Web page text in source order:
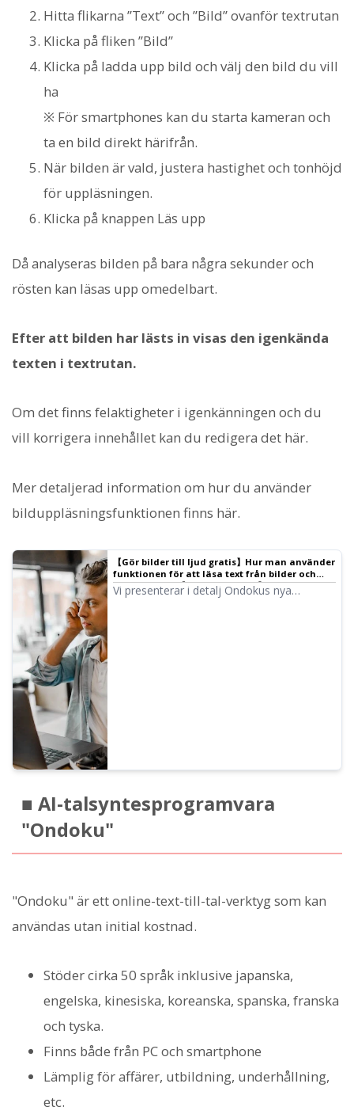
Hitta flikarna ”Text” och ”Bild” ovanför textrutan
Klicka på fliken ”Bild”
Klicka på ladda upp bild och välj den bild du vill
ha
※ För smartphones kan du starta kameran och
ta en bild direkt härifrån.
När bilden är vald, justera hastighet och tonhöjd
för uppläsningen.
Klicka på knappen Läs upp
Då analyseras bilden på bara några sekunder och
rösten kan läsas upp omedelbart.
Efter att bilden har lästs in visas den igenkända
texten i textrutan.
Om det finns felaktigheter i igenkänningen och du
vill korrigera innehållet kan du redigera det här.
Mer detaljerad information om hur du använder
bilduppläsningsfunktionen finns här.
【Gör bilder till ljud gratis】Hur man använder
funktionen för att läsa text från bilder och
läsa upp ljud 【Bilduppläsning】 | Text-till-tal-
programmet Ondoku
Vi presenterar i detalj Ondokus nya
■ AI-talsyntesprogramvara
"Ondoku"
"Ondoku" är ett online-text-till-tal-verktyg som kan
användas utan initial kostnad.
Stöder cirka 50 språk inklusive japanska,
engelska, kinesiska, koreanska, spanska, franska
och tyska.
Finns både från PC och smartphone
Lämplig för affärer, utbildning, underhållning,
etc.